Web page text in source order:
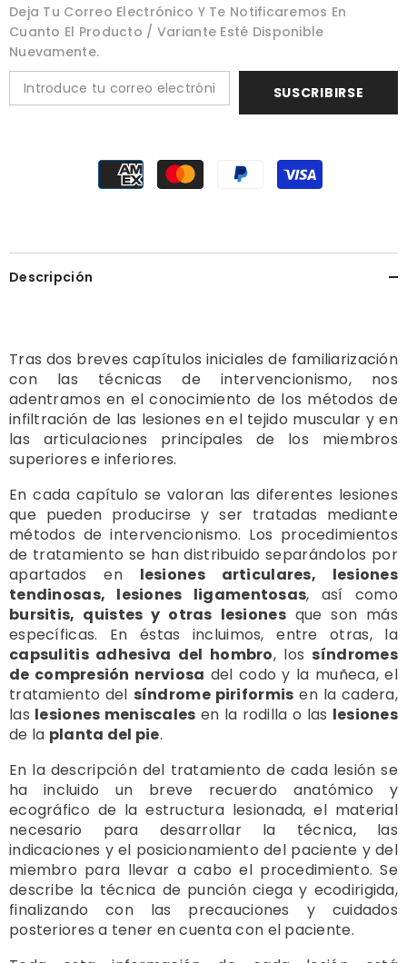
Deja Tu Correo Electrónico Y Te Notificaremos En
Cuanto El Producto / Variante Esté Disponible
Nuevamente.
SUSCRIBIRSE
Descripción
Tras dos breves capítulos iniciales de familiarización
con las técnicas de intervencionismo, nos
adentramos en el conocimiento de los métodos de
infiltración de las lesiones en el tejido muscular y en
las articulaciones principales de los miembros
superiores e inferiores.
En cada capítulo se valoran las diferentes lesiones
que pueden producirse y ser tratadas mediante
métodos de intervencionismo. Los procedimientos
de tratamiento se han distribuido separándolos por
apartados en lesiones articulares, lesiones
tendinosas, lesiones ligamentosas, así como
bursitis, quistes y otras lesionesque son más
específicas. En éstas incluimos, entre otras, la
capsulitis adhesiva del hombro, los síndromes
de compresión nerviosa del codo y la muñeca, el
tratamiento del síndrome piriformis en la cadera,
las lesiones meniscales en la rodilla o las lesiones
de la planta del pie.
En la descripción del tratamiento de cada lesión se
ha incluido un breve recuerdo anatómico y
ecográfico de la estructura lesionada, el material
necesario para desarrollar la técnica, las
indicaciones y el posicionamiento del paciente y del
miembro para llevar a cabo el procedimiento. Se
describe la técnica de punción ciega y ecodirigida,
finalizando con las precauciones y cuidados
posteriores a tener en cuenta con el paciente.